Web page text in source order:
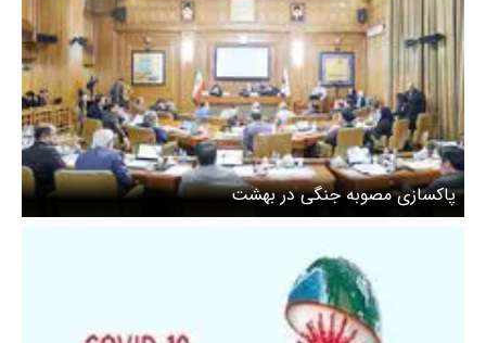
پاکسازی مصوبه جنگی در بهشت